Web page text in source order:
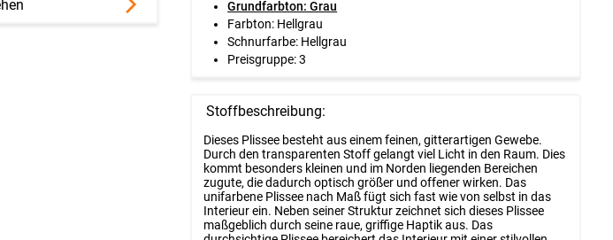
Grundfarbton: Grau
Farbton: Hellgrau
Schnurfarbe: Hellgrau
Preisgruppe: 3
Stoffbeschreibung:
Dieses Plissee besteht aus einem feinen, gitterartigen Gewebe.
Durch den transparenten Stoff gelangt viel Licht in den Raum. Dies
kommt besonders kleinen und im Norden liegenden Bereichen
zugute, die dadurch optisch größer und offener wirken. Das
unifarbene Plissee nach Maß fügt sich fast wie von selbst in das
Interieur ein. Neben seiner Struktur zeichnet sich dieses Plissee
maßgeblich durch seine raue, griffige Haptik aus. Das